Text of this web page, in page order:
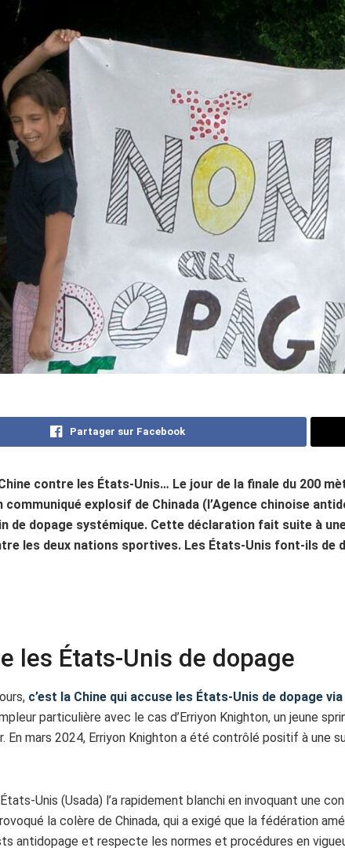
Partager sur Facebook
contre les États-Unis… Le jour de la finale du 200
communiqué explosif de Chinada (l’Agence chinoise
de dopage systémique. Cette déclaration fait suite à
les deux nations sportives. Les États-Unis font-ils de
les États-Unis de dopage
c’est la Chine qui accuse les États-Unis de dopage
particulière avec le cas d’Erriyon Knighton, un jeune
En mars 2024, Erriyon Knighton a été contrôlé positif à une
Unis (Usada) l’a rapidement blanchi en invoquant une
la colère de Chinada, qui a exigé que la fédération
antidopage et respecte les normes et procédures en